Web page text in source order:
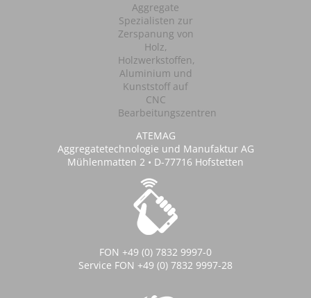
ATEMAG
Aggregatetechnologie und Manufaktur AG
Mühlenmatten 2 • D-77716 Hofstetten
FON +49 (0) 7832 9997-0
Service FON +49 (0) 7832 9997-28